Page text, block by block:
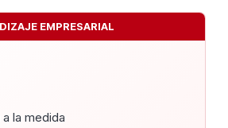
EMPRESARIAL
la medida